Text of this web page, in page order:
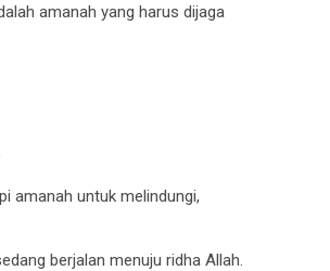
amanah yang harus dijaga
amanah untuk melindungi,
berjalan menuju ridha Allah.